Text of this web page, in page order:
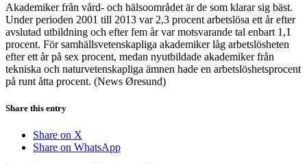
Akademiker från vård- och hälsoområdet är de som klarar sig bäst.
Under perioden 2001 till 2013 var 2,3 procent arbetslösa ett år efter
avslutad utbildning och efter fem år var motsvarande tal enbart 1,1
procent. För samhällsvetenskapliga akademiker låg arbetslösheten
efter ett år på sex procent, medan nyutbildade akademiker från
tekniska och naturvetenskapliga ämnen hade en arbetslöshetsprocent
på runt åtta procent. (News Øresund)
Share this entry
Share on X
Share on WhatsApp